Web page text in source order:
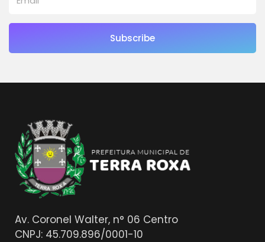
Subscribe
Av. Coronel Walter, n° 06 Centro
CNPJ: 45.709.896/0001-10